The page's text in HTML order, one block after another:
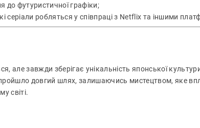
до футуристичної графіки;
серіали робляться у співпраці з Netflix та іншими
але завжди зберігає унікальність японської
довгий шлях, залишаючись мистецтвом, яке
світі.